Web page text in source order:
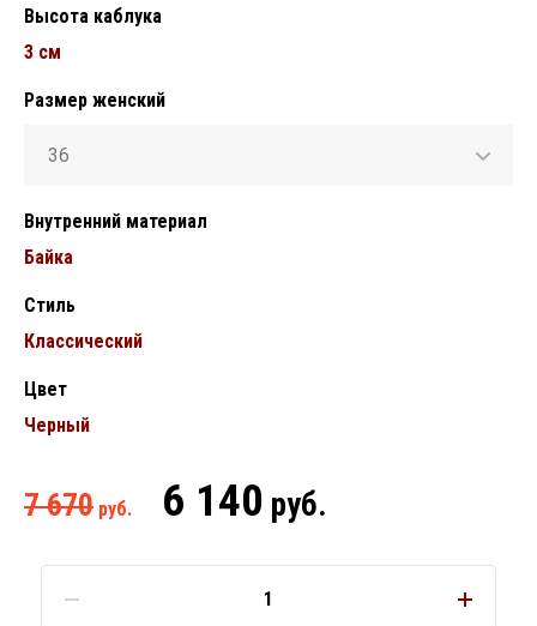
Высота каблука
3 см
Размер женский
36
Внутренний материал
Байка
Стиль
Классический
Цвет
Черный
7 670 руб. 6 140 руб.